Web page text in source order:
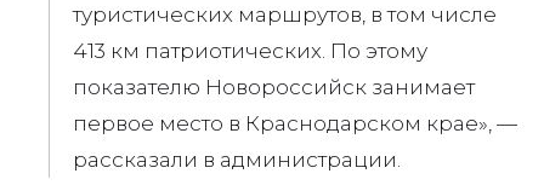
туристических маршрутов, в том числе
413 км патриотических. По этому
показателю Новороссийск занимает
первое место в Краснодарском крае», —
рассказали в администрации.